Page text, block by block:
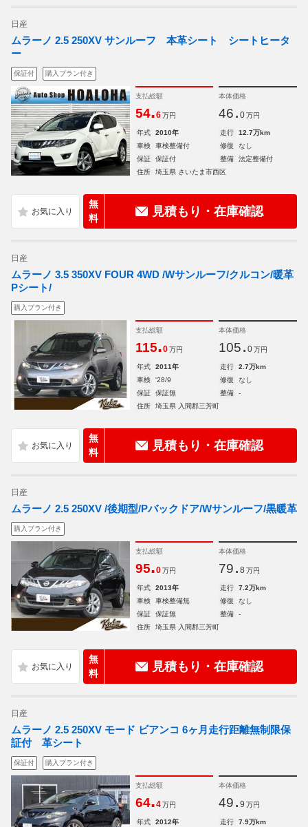
日産
ムラーノ 2.5 250XV サンルーフ 本革シート シートヒータ
ー
保証付 購入プラン付き
支払総額
54.6 万円
本体価格
46. 0 万円
年式 2010年 走行
12.7万km
車検
車検整備付 修復
なし
保証
保証付 整備
法定整備付
住所
埼玉県 さいたま市西区
無
料
見積もり・在庫確認
日産
ムラーノ 3.5 350XV FOUR 4WD /Wサンルーフ/クルコン/暖革
Pシート/
購入プラン付き
支払総額
115.0 万円
本体価格
105. 0 万円
年式 2011年 走行
2.7万km
車検
'28/9 修復
なし
保証
保証無 整備
-
住所
埼玉県 入間郡三芳町
無
料
見積もり・在庫確認
日産
ムラーノ 2.5 250XV /後期型/Pバックドア/Wサンルーフ/黒暖革
購入プラン付き
支払総額
95.0 万円
本体価格
79. 8 万円
年式 2013年 走行
7.2万km
車検
車検整備無 修復
なし
保証
保証無 整備
-
住所
埼玉県 入間郡三芳町
無
料
見積もり・在庫確認
日産
ムラーノ 2.5 250XV モード ビアンコ 6ヶ月走行距離無制限保
証付 革シート
保証付 購入プラン付き
支払総額
64.4 万円
本体価格
49. 9 万円
年式 2012年 走行
7.9万km